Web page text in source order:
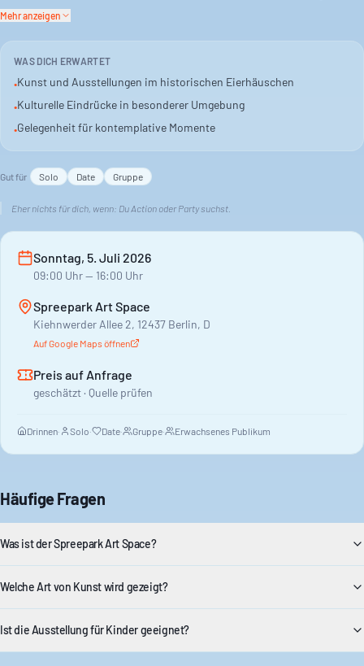
bietet den passenden Rahmen. Es ist ein Ort für kontemplative
Die Ausstellung läuft an mehreren Tagen. Sie ist eine
Gelegenheit, sich mit Kunst auseinanderzusetzen. Für alle, die
Mehr anzeigen
WAS DICH ERWARTET
•Kunst und Ausstellungen im historischen Eierhäuschen
•Kulturelle Eindrücke in besonderer Umgebung
•Gelegenheit für kontemplative Momente
Gut für Solo Date Gruppe
Eher nichts für dich, wenn: Du Action oder Party suchst.
Sonntag, 5. Juli 2026
09:00 Uhr— 16:00 Uhr
Spreepark Art Space
Kiehnwerder Allee 2, 12437 Berlin, D
Auf Google Maps öffnen
Preis auf Anfrage
geschätzt · Quelle prüfen
Drinnen· Solo· Date· Gruppe· Erwachsenes Publikum
Häufige Fragen
Was ist der Spreepark Art Space?
Welche Art von Kunst wird gezeigt?
Ist die Ausstellung für Kinder geeignet?